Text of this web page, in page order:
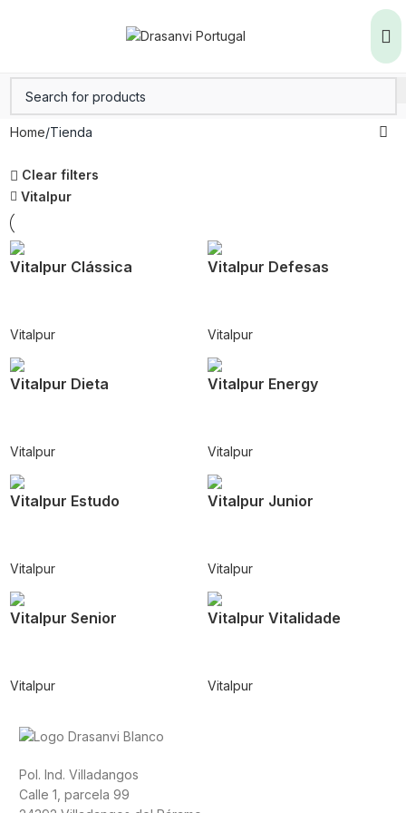
Home Tienda
Clear filters
Vitalpur
Vitalpur Clássica
Vitalpur
Vitalpur Defesas
Vitalpur
Vitalpur Dieta
Vitalpur
Vitalpur Energy
Vitalpur
Vitalpur Estudo
Vitalpur
Vitalpur Junior
Vitalpur
Vitalpur Senior
Vitalpur
Vitalpur Vitalidade
Vitalpur
Pol. Ind. Villadangos
Calle 1, parcela 99